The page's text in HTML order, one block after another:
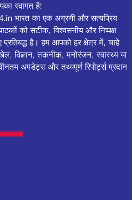
स्वागत है!
भारत का एक अग्रणी और सत्यप्रिय
को सटीक, विश्वसनीय और निष्पक्ष
है। हम आपको हर क्षेत्र में, चाहे
विज्ञान, तकनीक, मनोरंजन, स्वास्थ्य या
अपडेट्स और तथ्यपूर्ण रिपोर्ट्स प्रदान